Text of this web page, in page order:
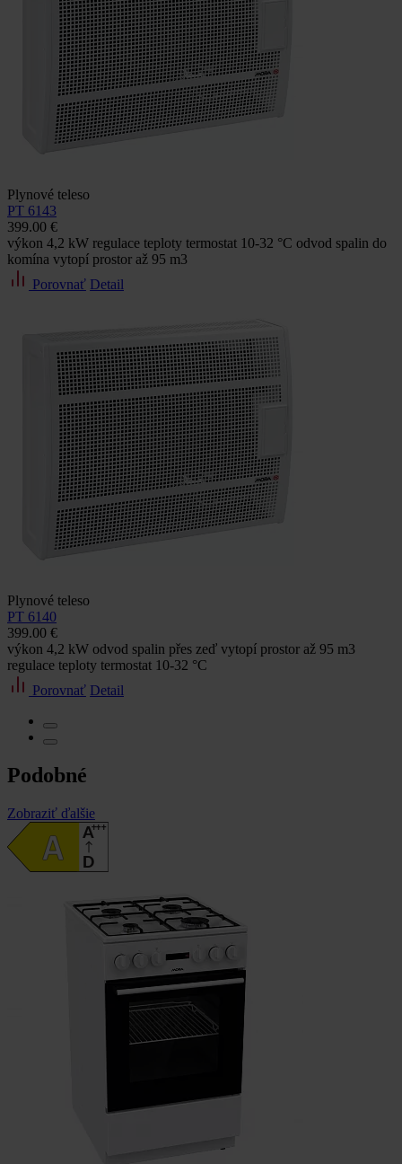
Plynové teleso
PT 6143
399.00 €
výkon 4,2 kW regulace teploty termostat 10-32 °C odvod spalin do
komína vytopí prostor až 95 m3
Porovnať Detail
Plynové teleso
PT 6140
399.00 €
výkon 4,2 kW odvod spalin přes zeď vytopí prostor až 95 m3
regulace teploty termostat 10-32 °C
Porovnať Detail
Podobné
Zobraziť ďalšie